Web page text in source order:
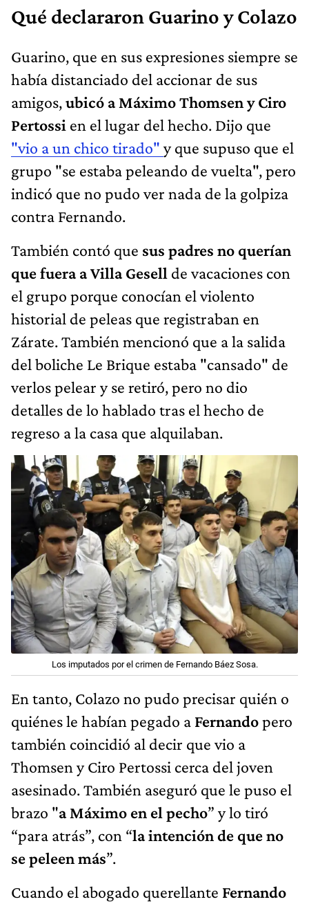
Qué declararon Guarino y Colazo
Guarino, que en sus expresiones siempre se
había distanciado del accionar de sus
amigos,ubicó a Máximo Thomsen y Ciro
Pertossi en el lugar del hecho. Dijo que
"vio a un chico tirado" y que supuso que el
grupo "se estaba peleando de vuelta", pero
indicó que no pudo ver nada de la golpiza
contra Fernando.
También contó que sus padres no querían
que fuera a Villa Gesell de vacaciones con
el grupo porque conocían el violento
historial de peleas que registraban en
Zárate. También mencionó que a la salida
del boliche Le Brique estaba "cansado" de
verlos pelear y se retiró, pero no dio
detalles de lo hablado tras el hecho de
regreso a la casa que alquilaban.
Los imputados por el crimen de Fernando Báez Sosa.
En tanto, Colazo no pudo precisar quién o
quiénes le habían pegado a Fernandopero
también coincidió al decir que vio a
Thomsen y Ciro Pertossi cerca del joven
asesinado. También aseguró que le puso el
brazo "a Máximo en el pecho” y lo tiró
“para atrás”, con “la intención de que no
se peleen más”.
Cuando el abogado querellante Fernando